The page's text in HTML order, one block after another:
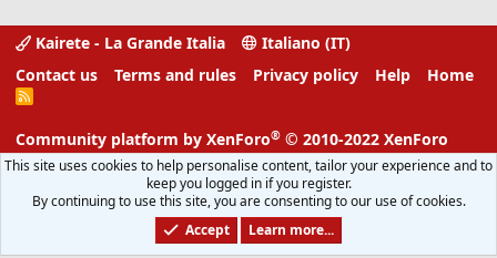
Kairete - La Grande Italia
Italiano (IT)
Contact us
Terms and rules Privacy policy Help Home
R
Community platform by XenForo® © 2010-2022 XenForo
Ltd.
Parts of this site powered byXenForo add-ons from DragonByte™
©2011-2026DragonByte Technologies Ltd.(Details )
Queries 637 Time 6.4508s
This site uses cookies to help personalise content, tailor your experience and to
keep you logged in if you register.
By continuing to use this site, you are consenting to our use of cookies.
Accept
Learn more...